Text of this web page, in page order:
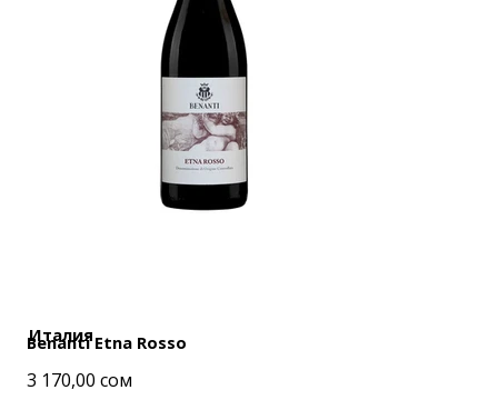
Benanti Etna Rosso
Цена
3 170,00 сом
Италия